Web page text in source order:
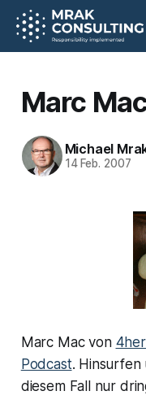
Marc
Michael
14 Feb. 2007
Marc Mac von
Podcast. Hinsurfen
diesem Fall nur